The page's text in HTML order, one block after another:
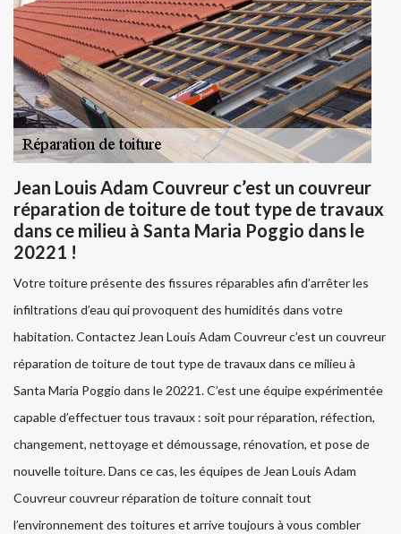
Jean Louis Adam Couvreur c’est un couvreur
réparation de toiture de tout type de travaux
dans ce milieu à Santa Maria Poggio dans le
20221 !
Votre toiture présente des fissures réparables afin d’arrêter les
infiltrations d’eau qui provoquent des humidités dans votre
habitation. Contactez Jean Louis Adam Couvreur c’est un couvreur
réparation de toiture de tout type de travaux dans ce milieu à
Santa Maria Poggio dans le 20221. C’est une équipe expérimentée
capable d’effectuer tous travaux : soit pour réparation, réfection,
changement, nettoyage et démoussage, rénovation, et pose de
nouvelle toiture. Dans ce cas, les équipes de Jean Louis Adam
Couvreur couvreur réparation de toiture connait tout
l’environnement des toitures et arrive toujours à vous combler